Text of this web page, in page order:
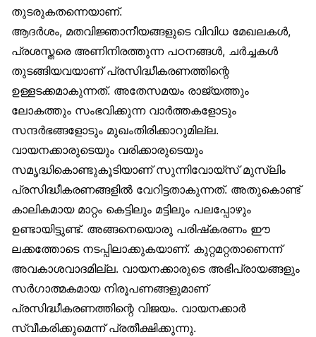
തുടരുകതന്നെയാണ്.
ആദർശം, മതവിജ്ഞാനീയങ്ങളുടെ വിവിധ മേഖലകൾ,
പ്രശസ്തരെ അണിനിരത്തുന്ന പഠനങ്ങൾ, ചർച്ചകൾ
തുടങ്ങിയവയാണ് പ്രസിദ്ധീകരണത്തിന്റെ
ഉള്ളടക്കമാകുന്നത്. അതേസമയം രാജ്യത്തും
ലോകത്തും സംഭവിക്കുന്ന വാർത്തകളോടും
സന്ദർഭങ്ങളോടും മുഖംതിരിക്കാറുമില്ല.
വായനക്കാരുടെയും വരിക്കാരുടെയും
സമൃദ്ധികൊണ്ടുകൂടിയാണ് സുന്നിവോയ്‌സ് മുസ്‌ലിം
പ്രസിദ്ധീകരണങ്ങളിൽ വേറിട്ടതാകുന്നത്. അതുകൊണ്ട്
കാലികമായ മാറ്റം കെട്ടിലും മട്ടിലും പലപ്പോഴും
ഉണ്ടായിട്ടുണ്ട്. അങ്ങനെയൊരു പരിഷ്‌കരണം ഈ
ലക്കത്തോടെ നടപ്പിലാക്കുകയാണ്. കുറ്റമറ്റതാണെന്ന്
അവകാശവാദമില്ല. വായനക്കാരുടെ അഭിപ്രായങ്ങളും
സർഗാത്മകമായ നിരൂപണങ്ങളുമാണ്
പ്രസിദ്ധീകരണത്തിന്റെ വിജയം. വായനക്കാർ
സ്വീകരിക്കുമെന്ന് പ്രതീക്ഷിക്കുന്നു.